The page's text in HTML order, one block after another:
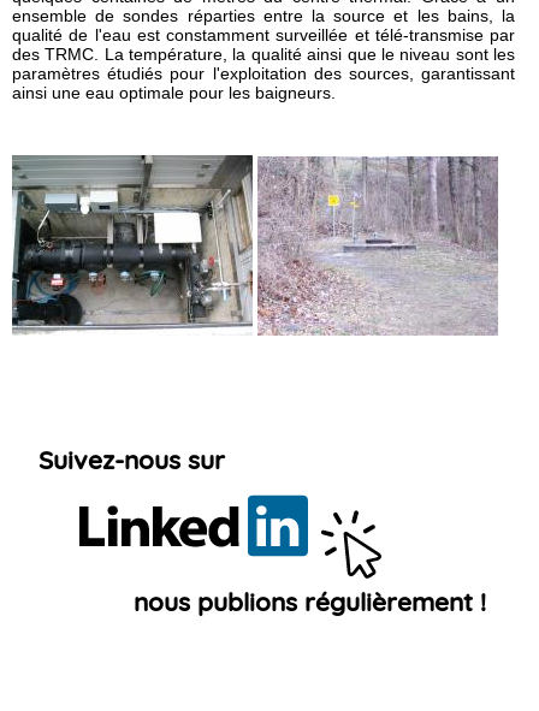
CONTACT
Suivez-
nous
sur
Linkedin
⦿ Nos activités pour le Gaz
⦿ Lecture des compteurs de Gaz
⦿ Surveillance du réseau du Gaz
⦿ Lecture des correcteurs de Gaz
⦿ Mesure environnementale
⦿ Gestion des déchets
ensemble de sondes réparties entre la source et les bains, la
qualité de l'eau est constamment surveillée et télé-transmise par
des TRMC. La température, la qualité ainsi que le niveau sont les
paramètres étudiés pour l'exploitation des sources, garantissant
ainsi une eau optimale pour les baigneurs.